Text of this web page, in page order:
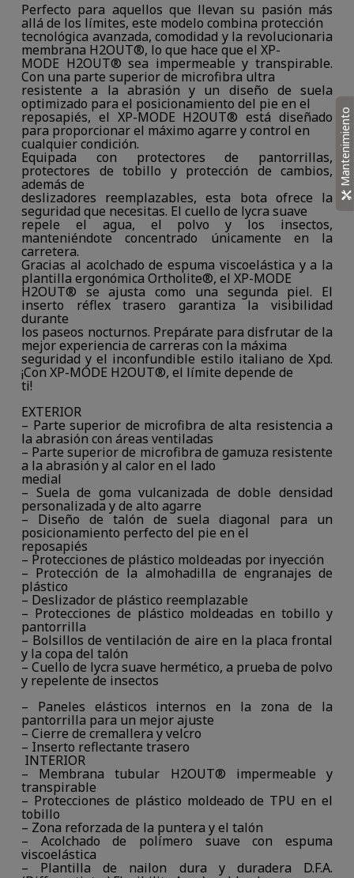
Perfecto para aquellos que llevan su pasión más
allá de los límites, este modelo combina protección
tecnológica avanzada, comodidad y la revolucionaria
membrana H2OUT®, lo que hace que el XP-
MODE H2OUT® sea impermeable y transpirable.
Con una parte superior de microfibra ultra
resistente a la abrasión y un diseño de suela
optimizado para el posicionamiento del pie en el
reposapiés, el XP-MODE H2OUT® está diseñado
para proporcionar el máximo agarre y control en
cualquier condición.
Equipada con protectores de pantorrillas,
protectores de tobillo y protección de cambios,
además de
deslizadores reemplazables, esta bota ofrece la
seguridad que necesitas. El cuello de lycra suave
repele el agua, el polvo y los insectos,
manteniéndote concentrado únicamente en la
carretera.
Gracias al acolchado de espuma viscoelástica y a la
plantilla ergonómica Ortholite®, el XP-MODE
H2OUT® se ajusta como una segunda piel. El
inserto réflex trasero garantiza la visibilidad
durante
los paseos nocturnos. Prepárate para disfrutar de la
mejor experiencia de carreras con la máxima
seguridad y el inconfundible estilo italiano de Xpd.
¡Con XP-MODE H2OUT®, el límite depende de
ti!
EXTERIOR
– Parte superior de microfibra de alta resistencia a
la abrasión con áreas ventiladas
– Parte superior de microfibra de gamuza resistente
a la abrasión y al calor en el lado
medial
– Suela de goma vulcanizada de doble densidad
personalizada y de alto agarre
– Diseño de talón de suela diagonal para un
posicionamiento perfecto del pie en el
reposapiés
– Protecciones de plástico moldeadas por inyección
– Protección de la almohadilla de engranajes de
plástico
– Deslizador de plástico reemplazable
– Protecciones de plástico moldeadas en tobillo y
pantorrilla
– Bolsillos de ventilación de aire en la placa frontal
y la copa del talón
– Cuello de lycra suave hermético, a prueba de polvo
y repelente de insectos
– Paneles elásticos internos en la zona de la
pantorrilla para un mejor ajuste
– Cierre de cremallera y velcro
– Inserto reflectante trasero
INTERIOR
– Membrana tubular H2OUT® impermeable y
transpirable
– Protecciones de plástico moldeado de TPU en el
tobillo
– Zona reforzada de la puntera y el talón
– Acolchado de polímero suave con espuma
viscoelástica
– Plantilla de nailon dura y duradera D.F.A.
Mantenimiento